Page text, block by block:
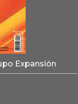
Expansión